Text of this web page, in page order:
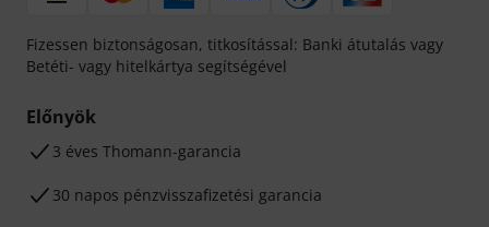
Fizessen biztonságosan, titkosítással: Banki átutalás vagy
Betéti- vagy hitelkártya segítségével
Előnyök
3 éves Thomann-garancia
30 napos pénzvisszafizetési garancia